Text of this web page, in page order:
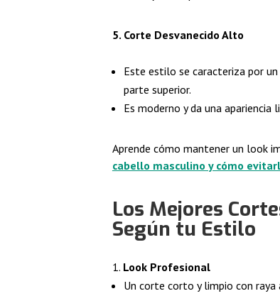
5. Corte Desvanecido Alto
Este estilo se caracteriza por
parte superior.
Es moderno y da una apariencia
Aprende cómo mantener un look
cabello masculino y cómo
Los Mejores
Según tu Estilo
Look Profesional
Un corte corto y limpio con